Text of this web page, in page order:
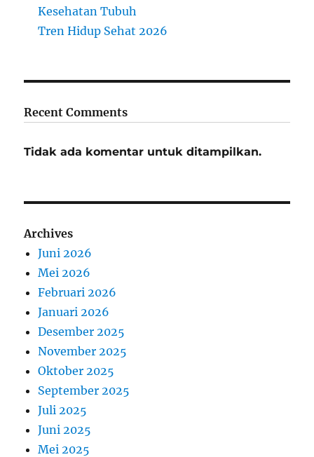
Kesehatan Tubuh
Tren Hidup Sehat 2026
Recent Comments
Tidak ada komentar untuk ditampilkan.
Archives
Juni 2026
Mei 2026
Februari 2026
Januari 2026
Desember 2025
November 2025
Oktober 2025
September 2025
Juli 2025
Juni 2025
Mei 2025